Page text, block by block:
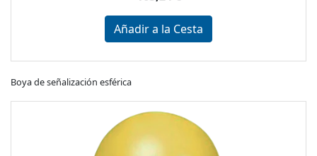
Añadir a la Cesta
Boya de señalización esférica